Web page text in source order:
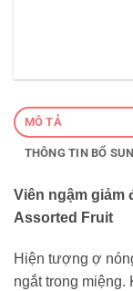
MÔ TẢ
THÔNG TIN BỔ
Viên ngậm giảm
Assorted Fruit
Hiện tượng ợ
ngắt trong